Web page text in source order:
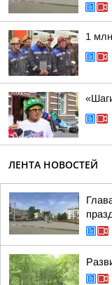
1
ЛЕНТА НОВОСТЕЙ